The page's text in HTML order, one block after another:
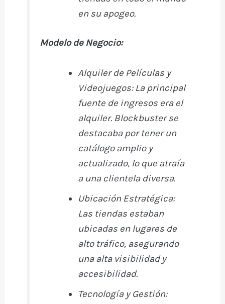
en su apogeo.
Modelo de Negocio:
Alquiler de Películas y
Videojuegos:La principal
fuente de ingresos era el
alquiler. Blockbuster se
destacaba por tener un
catálogo amplio y
actualizado, lo que atraía
a una clientela diversa.
Ubicación Estratégica:
Las tiendas estaban
ubicadas en lugares de
alto tráfico, asegurando
una alta visibilidad y
accesibilidad.
Tecnología y Gestión: